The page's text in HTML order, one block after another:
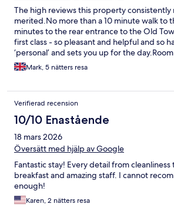
The high reviews this property consistently
merited.No more than a 10 minute walk to
minutes to the rear entrance to the Old
first class - so pleasant and helpful and so
‘personal’ and sets you up for the
adequate for 2 people.Highly
Mark, 5 nätters resa
Verifierad recension
10/10 Enastående
18 mars 2026
Översätt med hjälp av Google
Fantastic stay! Every detail from
breakfast and amazing staff. I cannot
enough!
Karen, 2 nätters resa